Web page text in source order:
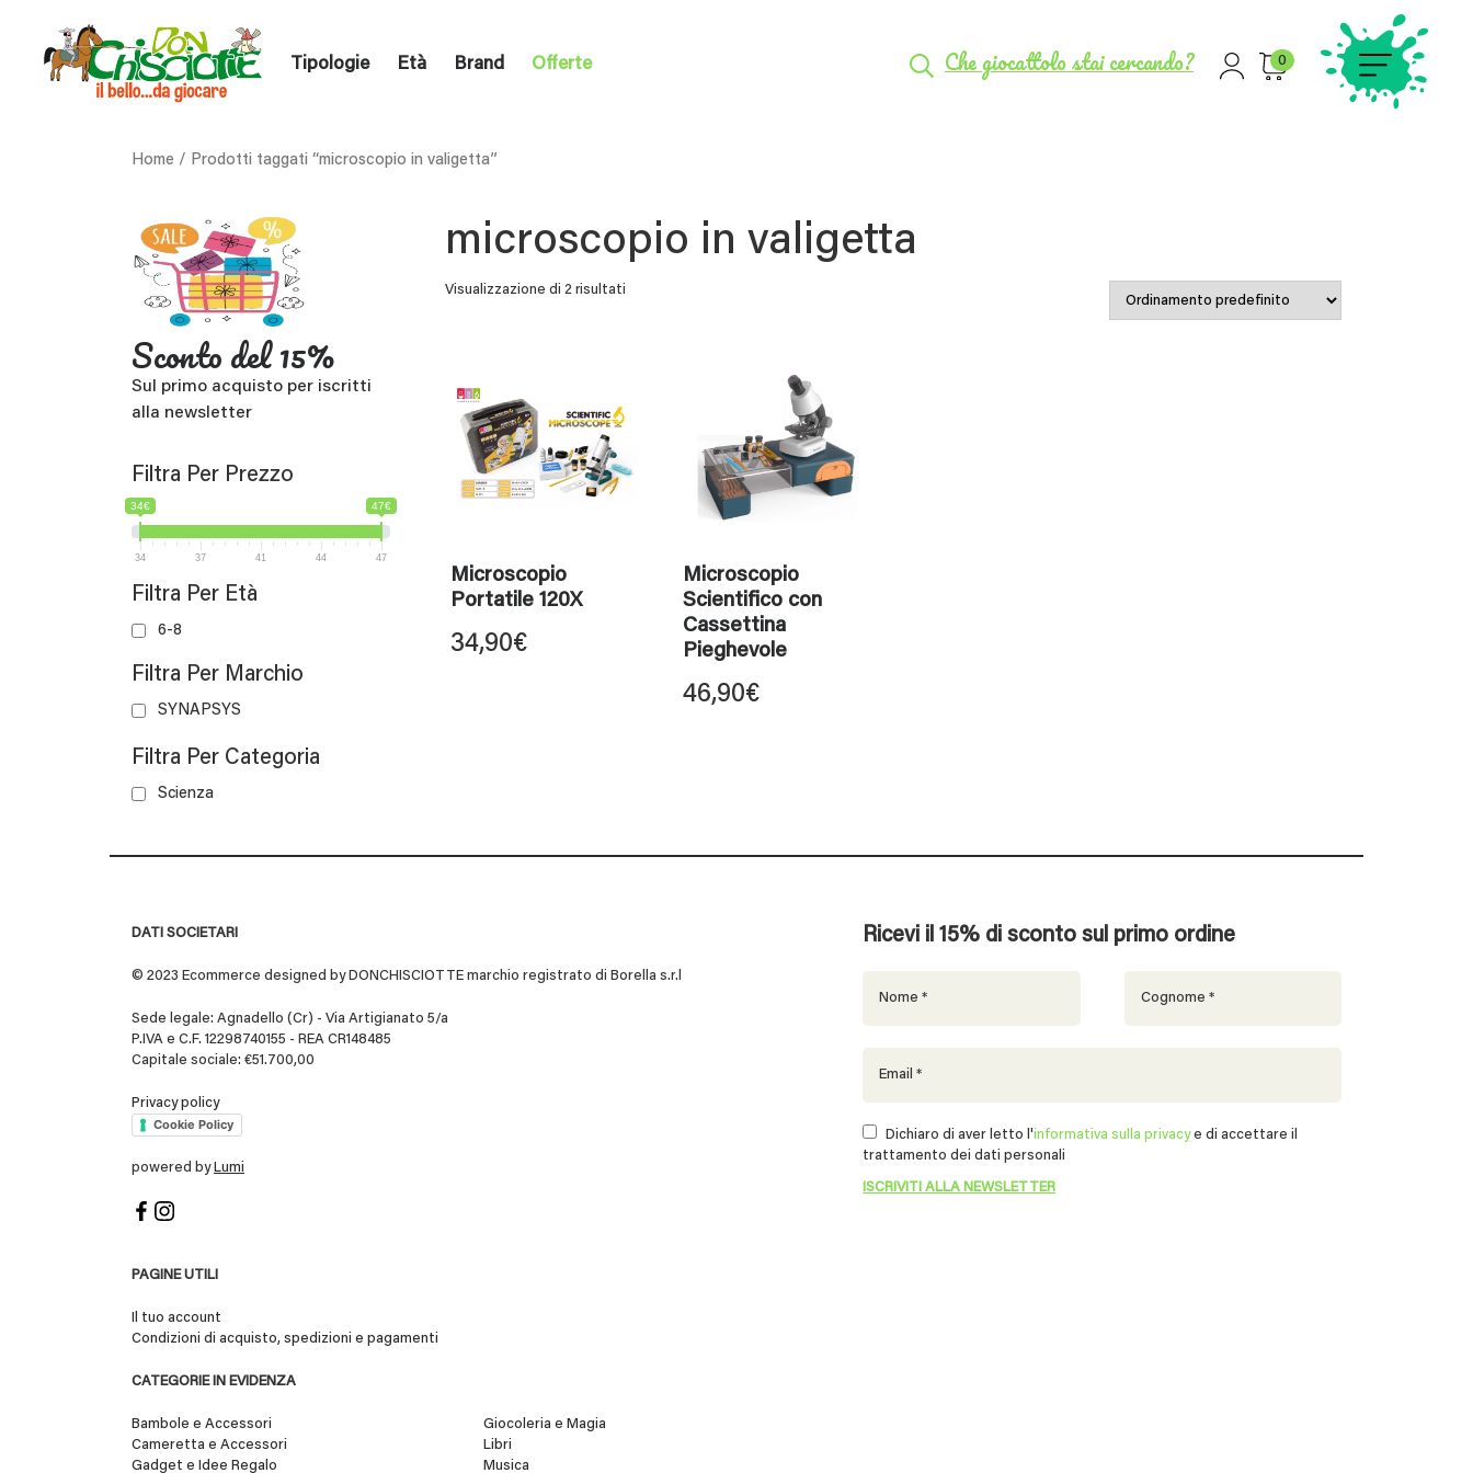
Tipologie Età Brand Offerte Che giocattolo stai cercando? 0
Home / Prodotti taggati “microscopio in valigetta”
Sconto del 15%
Sul primo acquisto per iscritti
alla newsletter
Filtra Per Prezzo
34€ 47€
34 37 41 44 47
Filtra Per Età
6-8
Filtra Per Marchio
SYNAPSYS
Filtra Per Categoria
Scienza
microscopio in valigetta
Visualizzazione di 2 risultati
Microscopio
Portatile 120X
34,90€
Microscopio
Scientifico con
Cassettina
Pieghevole
46,90€
DATI SOCIETARI
© 2023 Ecommerce designed by DONCHISCIOTTE marchio registrato di Borella s.r.l
Sede legale: Agnadello (Cr) - Via Artigianato 5/a
P.IVA e C.F. 12298740155 - REA CR148485
Capitale sociale: €51.700,00
Privacy policy
Cookie Policy
powered by Lumi
PAGINE UTILI
Il tuo account
Condizioni di acquisto, spedizioni e pagamenti
CATEGORIE IN EVIDENZA
Bambole e Accessori
Cameretta e Accessori
Gadget e Idee Regalo
Giocoleria e Magia
Libri
Musica
Ricevi il 15% di sconto sul primo ordine
Dichiaro di aver letto l'informativa sulla privacye di accettare il
trattamento dei dati personali